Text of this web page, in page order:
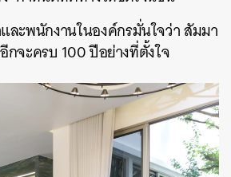
ละพนักงานในองค์กรมั่นใจว่า สัมมา
จะครบ 100 ปีอย่างที่ตั้งใจ